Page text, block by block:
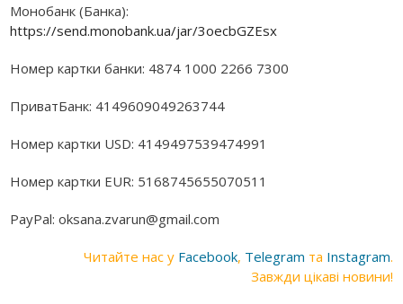
Монобанк (Банка):
https://send.monobank.ua/jar/3oecbGZEsx
Номер картки банки: 4874 1000 2266 7300
ПриватБанк: 4149609049263744
Номер картки USD: 4149497539474991
Номер картки EUR: 5168745655070511
PayPal: oksana.zvarun@gmail.com
Читайте нас у Facebook, Telegram та Instagram.
Завжди цікаві новини!